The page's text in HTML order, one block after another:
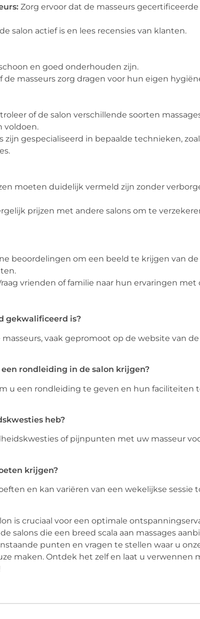
Zorg ervoor dat de masseurs gecertificeerde
salon actief is en lees recensies van klanten.
en goed onderhouden zijn.
de masseurs zorg dragen voor hun eigen
of de salon verschillende soorten
voldoen.
zijn gespecialiseerd in bepaalde technieken,
moeten duidelijk vermeld zijn zonder
prijzen met andere salons om te
beoordelingen om een beeld te krijgen van de
vrienden of familie naar hun ervaringen met
gekwalificeerd is?
vaak gepromoot op de website van
rondleiding in de salon krijgen?
u een rondleiding te geven en hun faciliteiten
heb?
of pijnpunten met uw masseur
krijgen?
en kan variëren van een wekelijkse sessie
is cruciaal voor een optimale
salons die een breed scala aan massages
punten en vragen te stellen waar u
maken. Ontdek het zelf en laat u verwennen